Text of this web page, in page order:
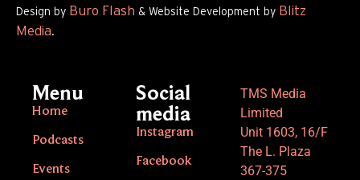
Design by Buro Flash & Website Development by Blitz
Media.
Menu
Home
Podcasts
Events
Social
media
Instagram
Facebook
TMS Media
Limited
Unit 1603, 16/F
The L. Plaza
367-375